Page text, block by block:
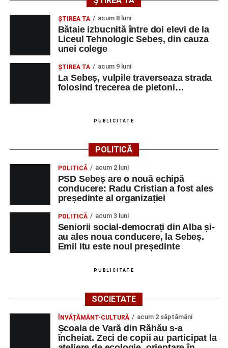
ŞTIREA TA acum 8 luni
Bătaie izbucnită între doi elevi de la
Liceul Tehnologic Sebeș, din cauza
unei colege
ŞTIREA TA acum 9 luni
La Sebeș, vulpile traverseaza strada
folosind trecerea de pietoni…
PUBLICITATE
POLITICĂ
POLITICĂ acum 2 luni
PSD Sebeș are o nouă echipă
conducere: Radu Cristian a fost ales
președinte al organizației
POLITICĂ acum 3 luni
Seniorii social-democrați din Alba și-
au ales noua conducere, la Sebeș.
Emil Itu este noul președinte
PUBLICITATE
SOCIETATE
ÎNVĂȚĂMÂNT-CULTURĂ acum 2 săptămâni
Școala de Vară din Răhău s-a
încheiat. Zeci de copii au participat la